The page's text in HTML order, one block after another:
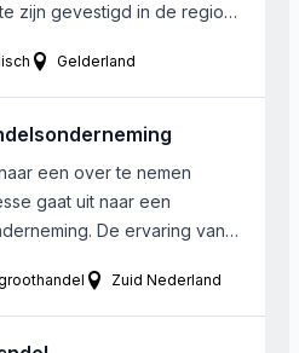
zijn gevestigd in de regio
Gelderland
een over te nemen
gaat uit naar een
De ervaring van
van veelbelovende
minimaal 2.000.000
gelegen te zijn in
Zuid Nederland